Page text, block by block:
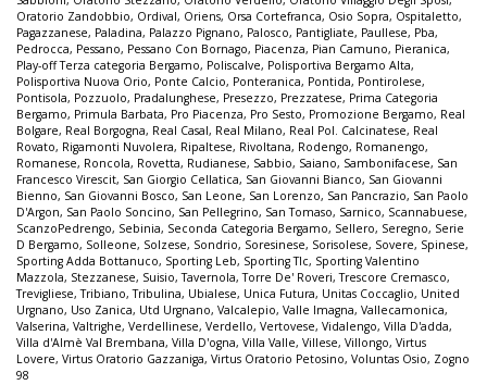
Oratorio Zandobbio, Ordival, Oriens, Orsa Cortefranca, Osio Sopra, Ospitaletto,
Pagazzanese, Paladina, Palazzo Pignano, Palosco, Pantigliate, Paullese, Pba,
Pedrocca, Pessano, Pessano Con Bornago, Piacenza, Pian Camuno, Pieranica,
Play-off Terza categoria Bergamo, Poliscalve, Polisportiva Bergamo Alta,
Polisportiva Nuova Orio, Ponte Calcio, Ponteranica, Pontida, Pontirolese,
Pontisola, Pozzuolo, Pradalunghese, Presezzo, Prezzatese, Prima Categoria
Bergamo, Primula Barbata, Pro Piacenza, Pro Sesto, Promozione Bergamo, Real
Bolgare, Real Borgogna, Real Casal, Real Milano, Real Pol. Calcinatese, Real
Rovato, Rigamonti Nuvolera, Ripaltese, Rivoltana, Rodengo, Romanengo,
Romanese, Roncola, Rovetta, Rudianese, Sabbio, Saiano, Sambonifacese, San
Francesco Virescit, San Giorgio Cellatica, San Giovanni Bianco, San Giovanni
Bienno, San Giovanni Bosco, San Leone, San Lorenzo, San Pancrazio, San Paolo
D'Argon, San Paolo Soncino, San Pellegrino, San Tomaso, Sarnico, Scannabuese,
ScanzoPedrengo, Sebinia, Seconda Categoria Bergamo, Sellero, Seregno, Serie
D Bergamo, Solleone, Solzese, Sondrio, Soresinese, Sorisolese, Sovere, Spinese,
Sporting Adda Bottanuco, Sporting Leb, Sporting Tlc, Sporting Valentino
Mazzola, Stezzanese, Suisio,Tavernola,Torre De' Roveri,Trescore Cremasco,
Trevigliese,Tribiano,Tribulina, Ubialese, Unica Futura, Unitas Coccaglio, United
Urgnano, Uso Zanica, Utd Urgnano, Valcalepio, Valle Imagna, Vallecamonica,
Valserina, Valtrighe, Verdellinese, Verdello, Vertovese, Vidalengo, Villa D'adda,
Villa d'Almè Val Brembana, Villa D'ogna, Villa Valle, Villese, Villongo, Virtus
Lovere, Virtus Oratorio Gazzaniga, Virtus Oratorio Petosino, Voluntas Osio, Zogno
98